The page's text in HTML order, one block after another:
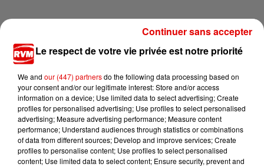
17h14
17h14
A-HA
Take On Me
17h11
17h11
AMIR
A L'imparfaite
17h07
17h07
MARINE
Coeur Maladroit
Le respect de votre vie privée est notre priorité
We and our (447) partnersdo the following data processing based on
your consent and/or our legitimate interest: Store and/or access
information on a device; Use limited data to select advertising; Create
profiles for personalised advertising; Use profiles to select personalised
advertising; Measure advertising performance; Measure content
performance; Understand audiences through statistics or combinations
of data from different sources; Develop and improve services; Create
profiles to personalise content; Use profiles to select personalised
content; Use limited data to select content; Ensure security, prevent and
Continuer sans accepter